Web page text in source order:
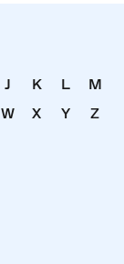
J K L
M
W X Y
Z